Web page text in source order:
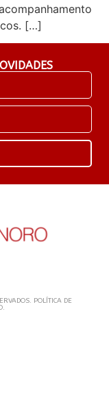
[…]
POLÍTICA DE